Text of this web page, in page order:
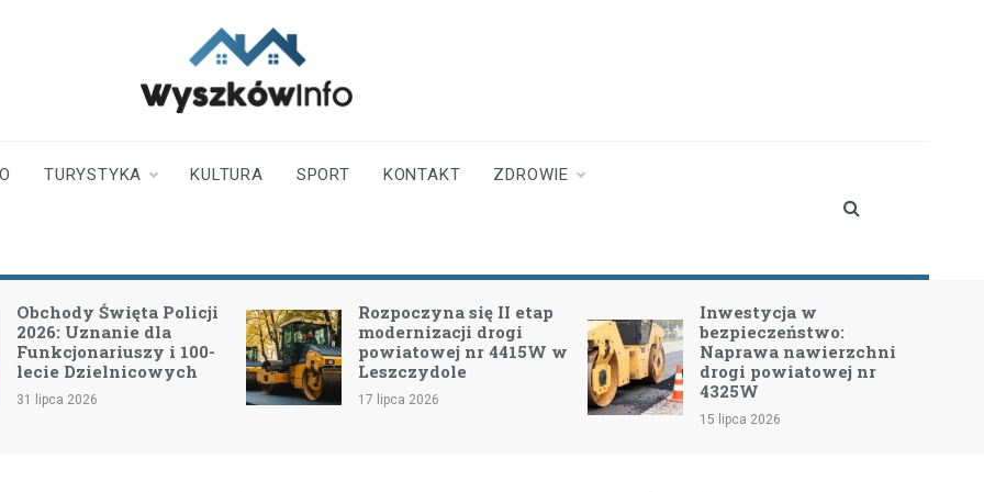
TURYSTYKA KULTURA SPORT KONTAKT ZDROWIE
Rozpoczyna się II etap
modernizacji drogi
powiatowej nr 4415W w
Leszczydole
17 lipca 2026
Inwestycja w
bezpieczeństwo:
Naprawa nawierzchni
drogi powiatowej nr
4325W
Nowa inwestycja w
przebudowę drogi Nowa
Pecyna – Długosiodło!
13 lipca 2026